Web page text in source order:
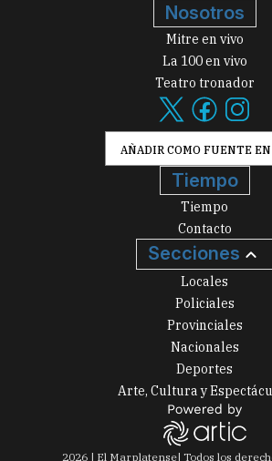
Nosotros
Mitre en vivo
La 100 en vivo
Teatro tronador
AÑADIR COMO FUENTE EN
Tiempo
Tiempo
Contacto
Secciones
Locales
Policiales
Provinciales
Nacionales
Deportes
Arte, Cultura y
2026| El Marplatense| Todos los